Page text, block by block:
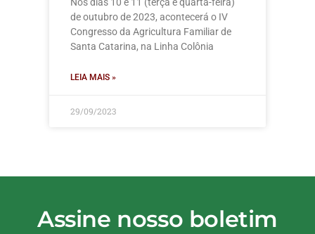
Nos dias 10 e 11 (terça e quarta-feira)
de outubro de 2023, acontecerá o IV
Congresso da Agricultura Familiar de
Santa Catarina, na Linha Colônia
LEIA MAIS »
29/09/2023
Assine nosso boletim